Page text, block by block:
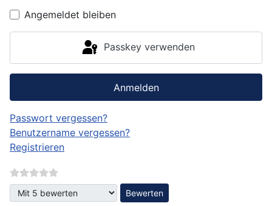
Angemeldet bleiben
Passkey verwenden
Anmelden
Passwort vergessen?
Benutzername vergessen?
Registrieren
Bitte bewerten